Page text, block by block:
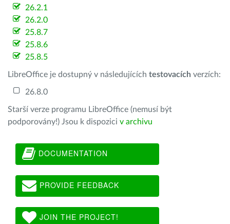
26.2.1
26.2.0
25.8.7
25.8.6
25.8.5
LibreOffice je dostupný v následujících testovacích verzích:
26.8.0
Starší verze programu LibreOffice (nemusí být
podporovány!) Jsou k dispozici v archivu
DOCUMENTATION
PROVIDE FEEDBACK
JOIN THE PROJECT!